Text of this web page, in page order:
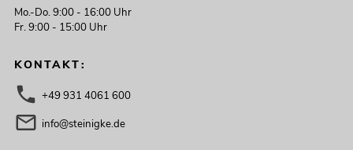
Mo.-Do. 9:00 - 16:00 Uhr
Fr. 9:00 - 15:00 Uhr
KONTAKT:
+49 931 4061 600
info@steinigke.de